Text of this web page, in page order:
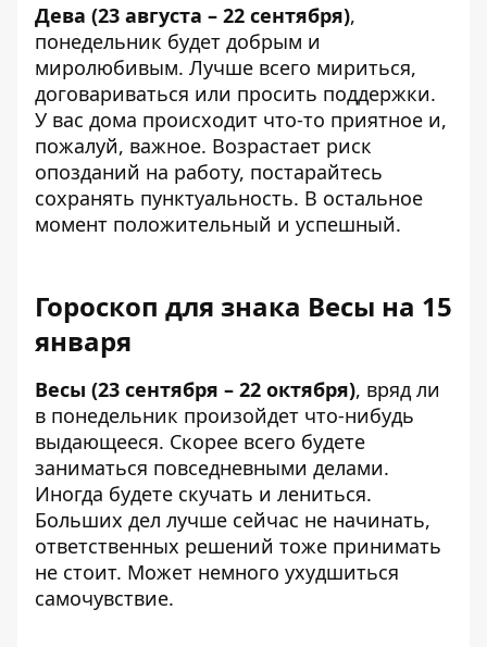
Дева (23 августа – 22 сентября),
понедельник будет добрым и
миролюбивым. Лучше всего мириться,
договариваться или просить поддержки.
У вас дома происходит что-то приятное и,
пожалуй, важное. Возрастает риск
опозданий на работу, постарайтесь
сохранять пунктуальность. В остальное
момент положительный и успешный.
Гороскоп для знака Весы на 15
января
Весы (23 сентября – 22 октября), вряд ли
в понедельник произойдет что-нибудь
выдающееся. Скорее всего будете
заниматься повседневными делами.
Иногда будете скучать и лениться.
Больших дел лучше сейчас не начинать,
ответственных решений тоже принимать
не стоит. Может немного ухудшиться
самочувствие.